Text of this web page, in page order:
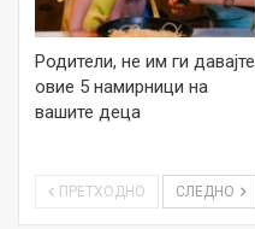
Родители, не им ги давајте
овие 5 намирници на
вашите деца
ПРЕТХОДНО СЛЕДНО